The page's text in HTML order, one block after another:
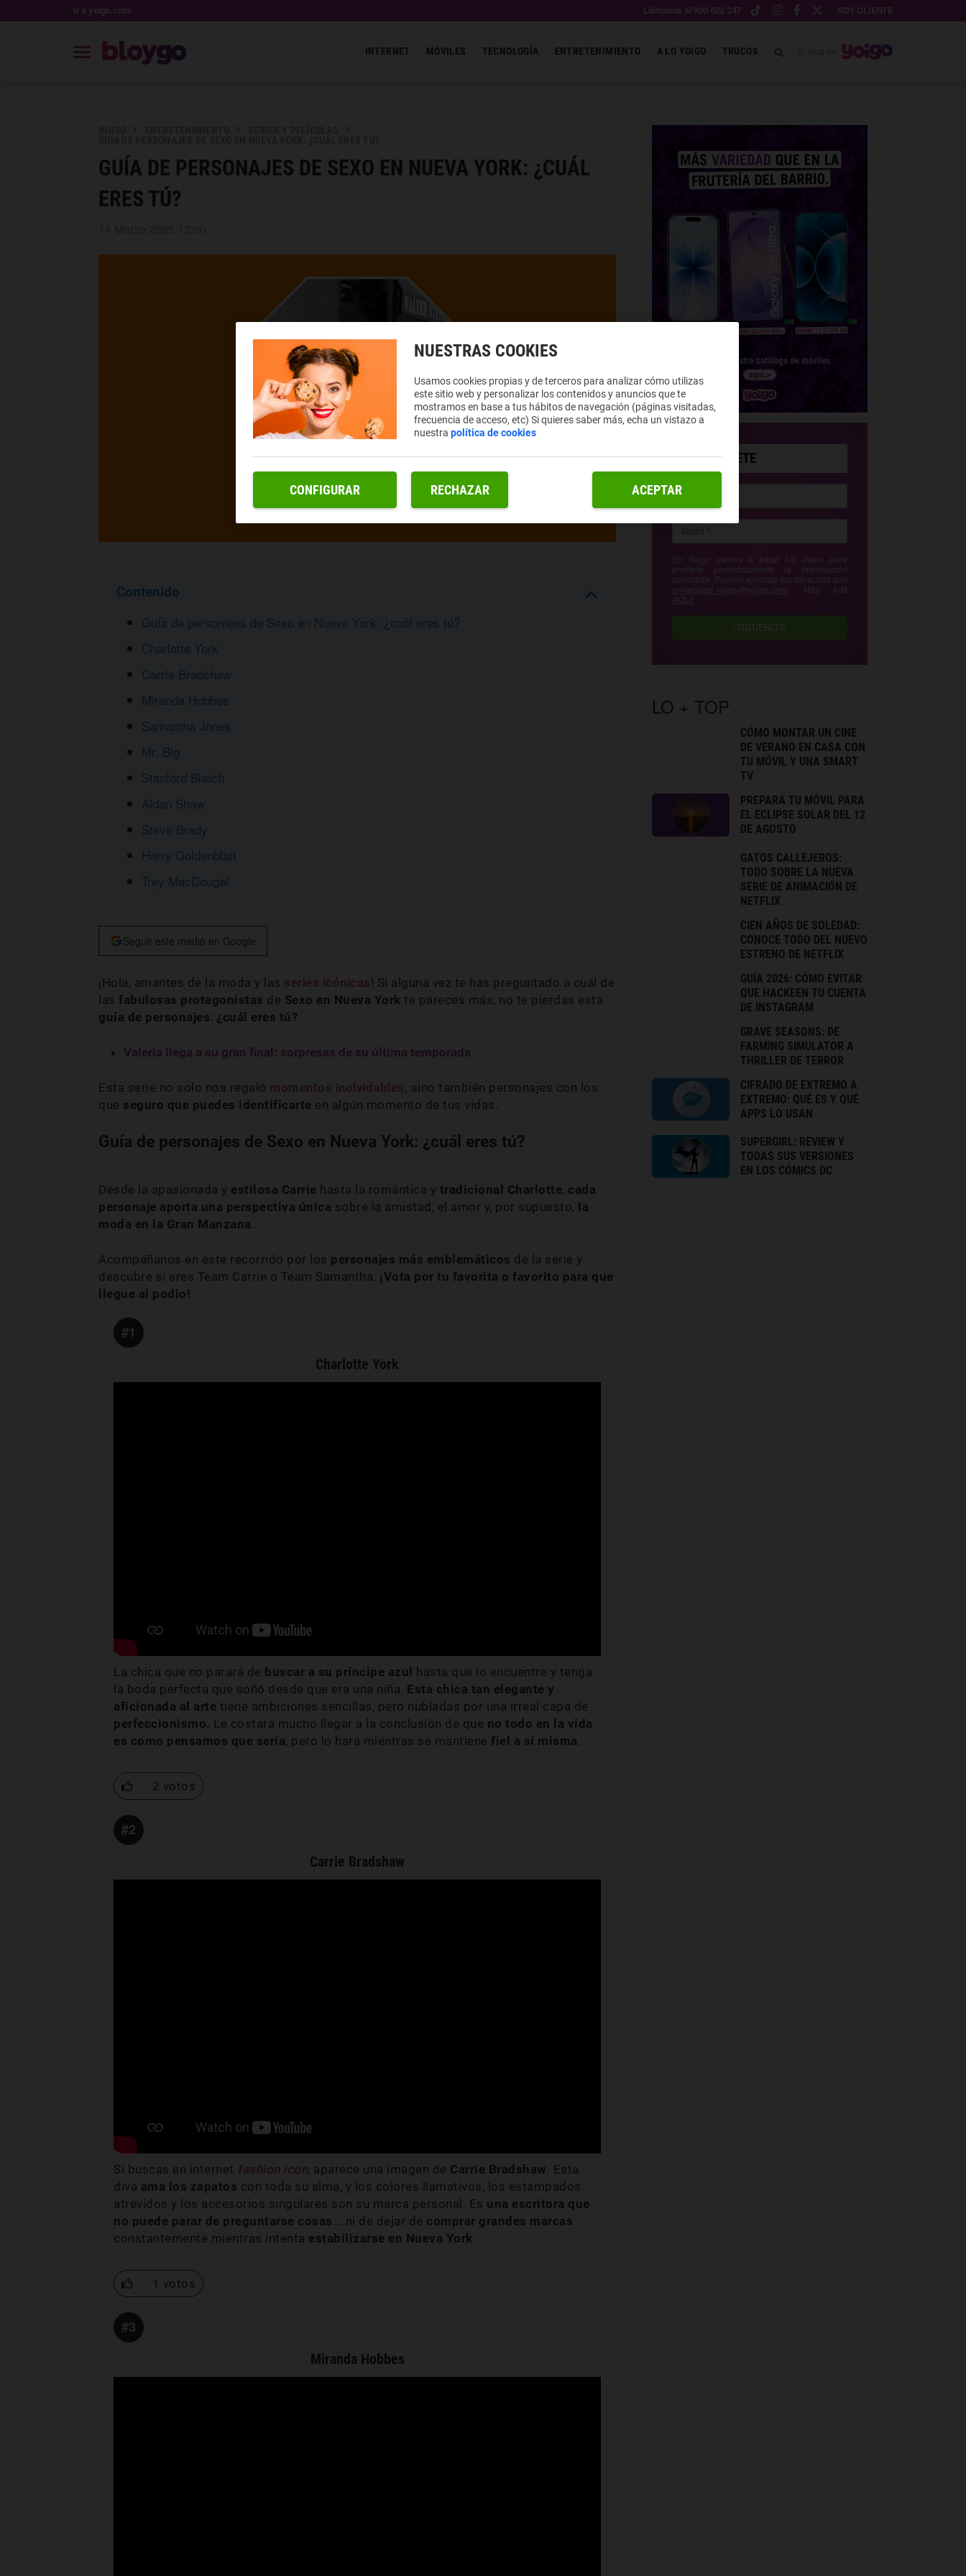
Ir a yoigo.com Llámanos al 900 622 247 SOY CLIENTE
INTERNET MÓVILES TECNOLOGÍA ENTRETENIMIENTO A LO YOIGO TRUCOS
GUÍA DE PERSONAJES DE SEXO EN NUEVA YORK: ¿CUÁL
ERES TÚ?
Contenido
Guía de personajes de Sexo en Nueva York: ¿cuál eres tú?
Charlotte York
Carrie Bradshaw
Miranda Hobbes
Samantha Jones
Mr. Big
Stanford Blatch
Aidan Shaw
Steve Brady
Harry Goldenblatt
Trey MacDougal
Seguir este medio en Google
¡Hola, amantes de la moda y las series icónicas ! Si alguna vez te has preguntado a cuál de
las fabulosas protagonistas de Sexo en Nueva York te pareces más, no te pierdas esta
guía de personajes: ¿cuál eres tú?
Valeria llega a su gran final: sorpresas de su última temporada
Esta serie no solo nos regaló momentos inolvidables, sino también personajes con los
que seguro que puedes identificarte en algún momento de tus vidas.
Guía de personajes de Sexo en Nueva York: ¿cuál eres tú?
Desde la apasionada y estilosa Carrie hasta la romántica y tradicional Charlotte, cada
personaje aporta una perspectiva única sobre la amistad, el amor y, por supuesto, la
moda en la Gran Manzana
Acompáñanos en este recorrido por los personajes más emblemáticos de la serie y
descubre si eres Team Carrie o Team Samantha. ¡Vota por tu favorita o favorito para que
llegue al podio!
#1
Charlotte York
La chica que no parará de buscar a su príncipe azul
hasta que lo encuentre y tenga
la boda perfecta que soñó desde que era una niña. Esta chica tan elegante y
aficionada al arte tiene ambiciones sencillas, pero nubladas por una irreal capa de
perfeccionismo. Le costará mucho llegar a la conclusión de que no todo en la vida
es como pensamos que sería, pero lo hará mientras se mantiene fiel a sí misma .
2 votos
#2
Carrie Bradshaw
Si buscas en internet fashion icon, aparece una imagen de Carrie Bradshaw . Esta
diva ama los zapatos con toda su alma, y los colores llamativos, los estampados
atrevidos y los accesorios singulares son su marca personal. Es una escritora que
no puede parar de preguntarse cosas ... ni de dejar de comprar grandes marcas
constantemente mientras intenta estabilizarse en Nueva York.
1 votos
#3
Miranda Hobbes
SUSCRÍBETE
En Yoigo vamos a tratar tus datos para
enviarte periódicamente la información
solicitada. Puedes ejercitar tus derechos con
privacidad-yoigo@yoigo.com . Más Info
AQUÍ
¡SÍGUENOS!
LO + TOP
CÓMO MONTAR UN CINE
DE VERANO EN CASA CON
TU MÓVIL Y UNA SMART
TV
PREPARA TU MÓVIL PARA
EL ECLIPSE SOLAR DEL 12
DE AGOSTO
GATOS CALLEJEROS:
TODO SOBRE LA NUEVA
SERIE DE ANIMACIÓN DE
NETFLIX
CIEN AÑOS DE SOLEDAD:
CONOCE TODO DEL NUEVO
ESTRENO DE NETFLIX
GUÍA 2026: CÓMO EVITAR
QUE HACKEEN TU CUENTA
DE INSTAGRAM
GRAVE SEASONS: DE
FARMING SIMULATOR A
THRILLER DE TERROR
CIFRADO DE EXTREMO A
EXTREMO: QUÉ ES Y QUÉ
APPS LO USAN
SUPERGIRL: REVIEW Y
TODAS SUS VERSIONES
EN LOS CÓMICS DC
NUESTRAS COOKIES
Usamos cookies propias y de terceros para analizar cómo utilizas
este sitio web y personalizar los contenidos y anuncios que te
mostramos en base a tus hábitos de navegación (páginas visitadas,
frecuencia de acceso, etc) Si quieres saber más, echa un vistazo a
nuestrapolítica de cookies
RECHAZAR ACEPTAR
CONFIGURAR